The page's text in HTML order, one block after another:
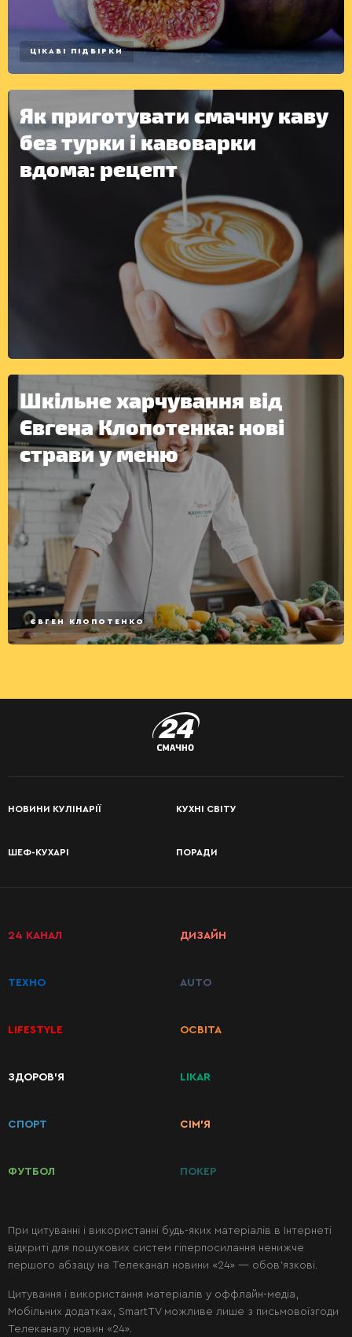
ІНШЕ
КАТЕГОРІЇ
РЕЦЕПТІВ
Другі
Салати
ЦІКАВІ ПІДБІРКИ
Як приготувати смачну каву
без турки і кавоварки
вдома: рецепт
Шкільне харчування від
Євгена Клопотенка: нові
страви у меню
ЄВГЕН КЛОПОТЕНКО
НОВИНИ КУЛІНАРІЇ КУХНІ СВІТУ
ШЕФ-КУХАРІ ПОРАДИ
24 КАНАЛ
ТЕХНО
LIFESTYLE
ЗДОРОВ’Я
СПОРТ
ФУТБОЛ
ДИЗАЙН
AUTO
ОСВІТА
LIKAR
СІМ’Я
ПОКЕР
При цитуванні і використанні будь-яких матеріалів в Інтернеті
відкриті для пошукових систем гіперпосилання ненижче
першого абзацу на Телеканал новини «24» — обов’язкові.
Цитування і використання матеріалів у оффлайн-медіа,
Мобільних додатках, SmartTV можливе лише з письмовоїзгоди
Телеканалу новин «24».